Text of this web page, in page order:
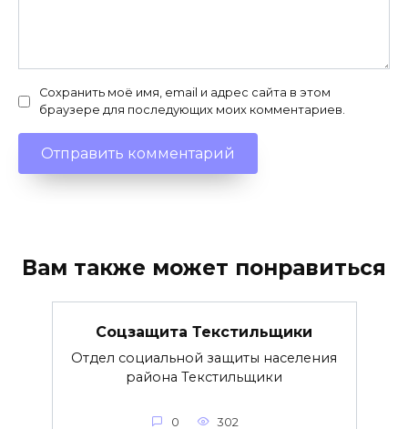
Сохранить моё имя, email и адрес сайта в этом
браузере для последующих моих комментариев.
Вам также может понравиться
Соцзащита Текстильщики
Отдел социальной защиты населения
района Текстильщики
0 302